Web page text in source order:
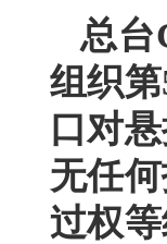
总台
组织
口对
无任
过权